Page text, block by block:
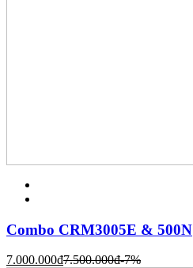
Combo CRM3005E & 500N
7.000.000đ7.500.000đ-7%